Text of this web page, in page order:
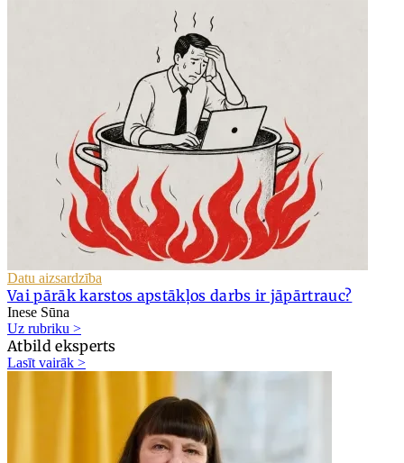
Datu aizsardzība
Vai pārāk karstos apstākļos darbs ir jāpārtrauc?
Inese Sūna
Uz rubriku >
Atbild eksperts
Lasīt vairāk >